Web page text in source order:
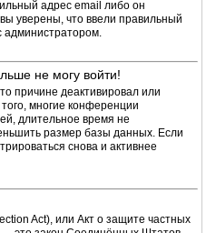
адрес email либо он
уверены, что ввели правильный
администратором.
не могу войти!
причине деактивировал или
многие конференции
длительное время не
размер базы данных. Если
снова и активнее
Act), или Акт о защите частных